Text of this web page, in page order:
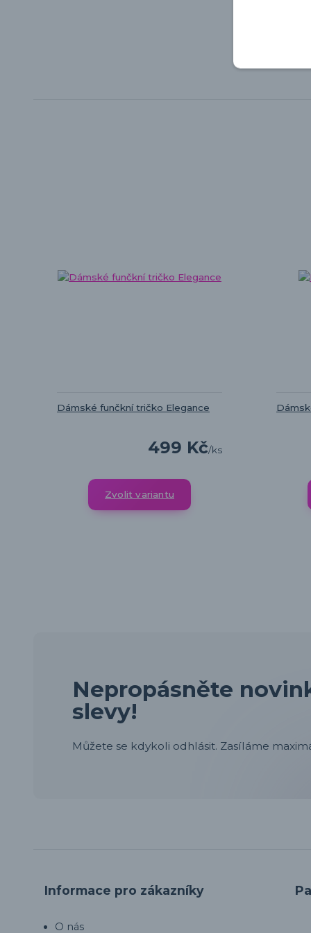
Dámské funčkní tričko Elegance
499 Kč/ks
Zvolit variantu
Nepropásněte
slevy!
Můžete se kdykoli odhlásit. Zasíláme
Informace pro zákazníky
O nás